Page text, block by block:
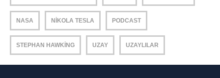
NASA NIKOLA TESLA PODCAST
STEPHAN HAWKING UZAY UZAYLILAR